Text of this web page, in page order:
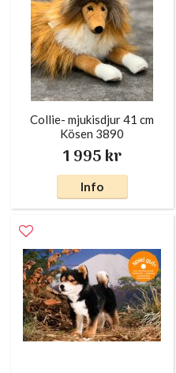
Collie- mjukisdjur 41 cm
Kösen 3890
1 995 kr
Info